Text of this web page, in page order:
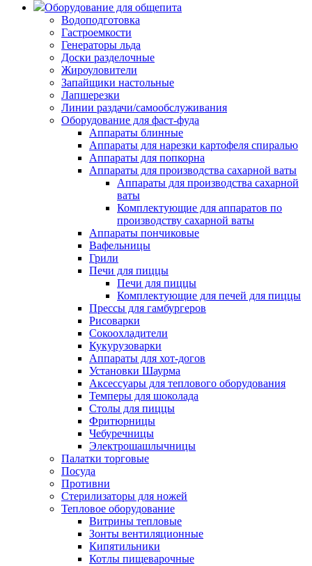
Оборудование для общепита
Водоподготовка
Гастроемкости
Генераторы льда
Доски разделочные
Жироуловители
Запайщики настольные
Лапшерезки
Линии раздачи/самообслуживания
Оборудование для фаст-фуда
Аппараты блинные
Аппараты для нарезки картофеля спиралью
Аппараты для попкорна
Аппараты для производства сахарной ваты
Аппараты для производства сахарной
ваты
Комплектующие для аппаратов по
производству сахарной ваты
Аппараты пончиковые
Вафельницы
Грили
Печи для пиццы
Печи для пиццы
Комплектующие для печей для пиццы
Прессы для гамбургеров
Рисоварки
Сокоохладители
Кукурузоварки
Аппараты для хот-догов
Установки Шаурма
Аксессуары для теплового оборудования
Темперы для шоколада
Столы для пиццы
Фритюрницы
Чебуречницы
Электрошашлычницы
Палатки торговые
Посуда
Противни
Стерилизаторы для ножей
Тепловое оборудование
Витрины тепловые
Зонты вентиляционные
Кипятильники
Котлы пищеварочные